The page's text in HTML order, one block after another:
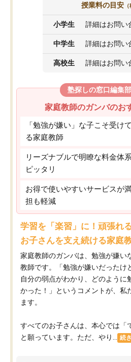
授業料の目安
小学生 詳細はお問い
中学生 詳細はお問い
高校生 詳細はお問い
塾探しの窓口編集
家庭教師のガンバのお
「勉強が嫌い」な子こそ受け
る家庭教師
リーズナブルで明瞭な料金体
ピッタリ
お得で使いやすいサービスが
担も軽減
学習を「楽習」に！頑張れ
お子さんを支え続ける家庭
家庭教師のガンバは、勉強が嫌い
教師です。「勉強が嫌いだったけ
自分の弱点がわかり、どのように
かった！」というコメントが、私
ます。
すべてのお子さんは、本心では「
と願っています。ただ、やり...
続